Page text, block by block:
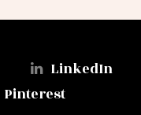
LinkedIn
Pinterest